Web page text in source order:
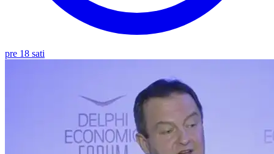
pre 18 sati